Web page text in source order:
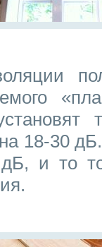
18-30
и то